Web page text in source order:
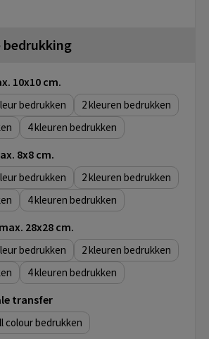
bedrukking
10x10 cm.
2
4
8x8 cm.
2
4
28x28 cm.
2
4
transfer
colour